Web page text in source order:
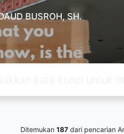
BUSROH, SH.
Ditemukan 187 dari pencarian